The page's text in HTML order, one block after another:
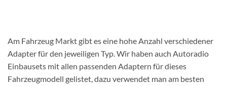
Am Fahrzeug Markt gibt es eine hohe Anzahl verschiedener
Adapter für den jeweiligen Typ. Wir haben auch Autoradio
Einbausets mit allen passenden Adaptern für dieses
Fahrzeugmodell gelistet, dazu verwendet man am besten